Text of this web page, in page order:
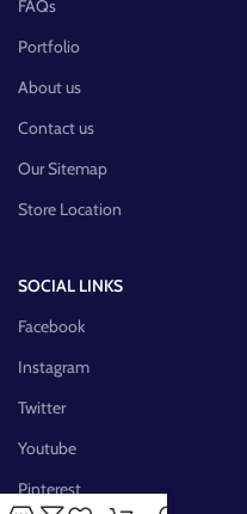
FAQs
Portfolio
About us
Contact us
Our Sitemap
Store Location
SOCIAL LINKS
Facebook
Instagram
Twitter
Youtube
Pinterest